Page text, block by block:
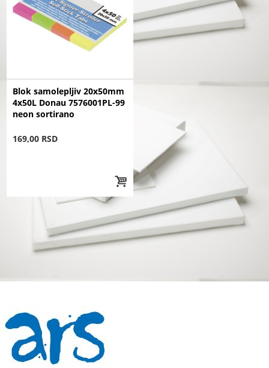
Blok samolepljiv 20x50mm
4x50L Donau 7576001PL-99
neon sortirano
169,00 RSD